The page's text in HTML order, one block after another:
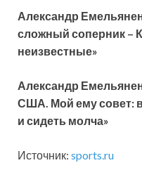
Александр
сложный соперник –
неизвестные»
Александр
США. Мой ему совет:
и сидеть молча»
Источник: sports.ru